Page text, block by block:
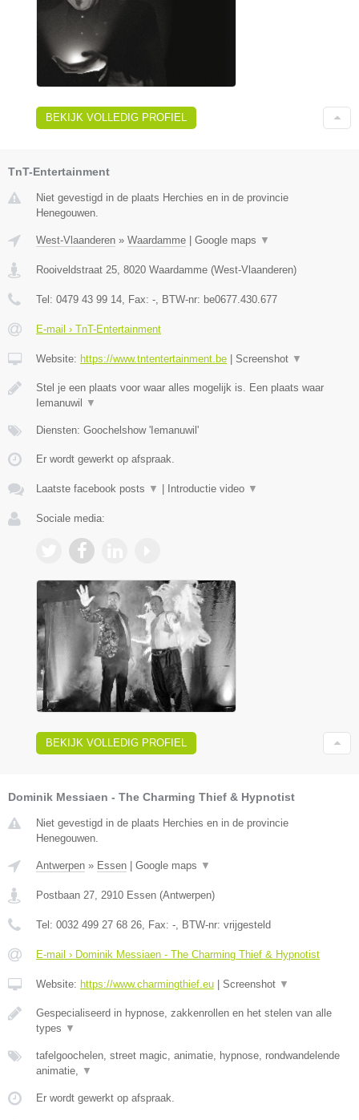
BEKIJK VOLLEDIG PROFIEL
TnT-Entertainment
Niet gevestigd in de plaats Herchies en in de provincie
Henegouwen.
West-Vlaanderen » Waardamme Google maps ▼
Rooiveldstraat 25, 8020 Waardamme (West-Vlaanderen)
Tel: 0479 43 99 14, Fax: -, BTW-nr: be0677.430.677
E-mail › TnT-Entertainment
Website: https://www.tntentertainment.be Screenshot ▼
Stel je een plaats voor waar alles mogelijk is. Een plaats waar
Iemanuwil
▼
Diensten: Goochelshow 'Iemanuwil'
Er wordt gewerkt op afspraak.
Laatste facebook posts ▼ Introductie video ▼
Sociale media:
BEKIJK VOLLEDIG PROFIEL
Dominik Messiaen - The Charming Thief & Hypnotist
Niet gevestigd in de plaats Herchies en in de provincie
Henegouwen.
Antwerpen » Essen Google maps ▼
Postbaan 27 2910 Essen (Antwerpen)
Tel: 0032 499 27 68 26 , Fax: - , BTW-nr: vrijgesteld
E-mail › Dominik Messiaen - The Charming Thief & Hypnotist
Website: https://www.charmingthief.eu Screenshot ▼
Gespecialiseerd in hypnose, zakkenrollen en het stelen van alle
types ▼
tafelgoochelen, street magic, animatie, hypnose, rondwandelende
animatie,
▼
Er wordt gewerkt op afspraak.